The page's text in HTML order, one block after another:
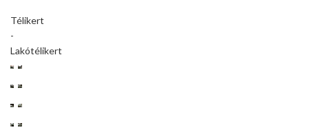
Télikert
-
Lakótélikert